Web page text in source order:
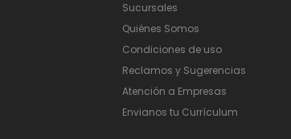
Sucursales
Quiénes Somos
Condiciones de uso
Reclamos y Sugerencias
Atención a Empresas
Envianos tu Currículum